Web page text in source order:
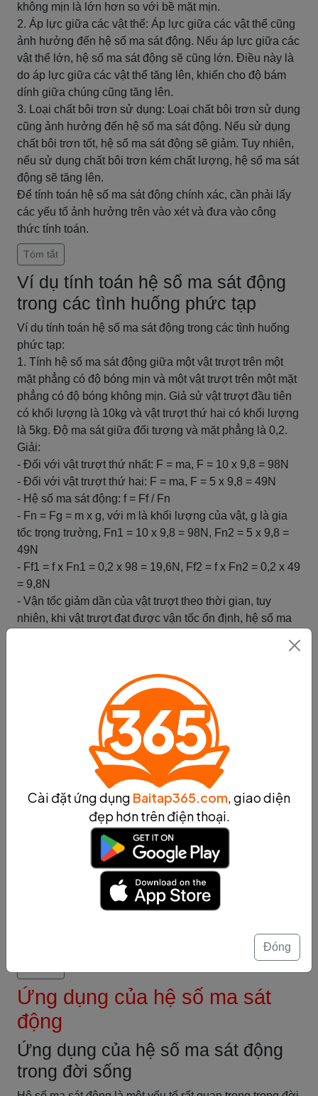
không mịn là lớn hơn so với bề mặt mịn.
2. Áp lực giữa các vật thể: Áp lực giữa các vật thể cũng
ảnh hưởng đến hệ số ma sát động. Nếu áp lực giữa các
vật thể lớn, hệ số ma sát động sẽ cũng lớn. Điều này là
do áp lực giữa các vật thể tăng lên, khiến cho độ bám
dính giữa chúng cũng tăng lên.
3. Loại chất bôi trơn sử dụng: Loại chất bôi trơn sử dụng
cũng ảnh hưởng đến hệ số ma sát động. Nếu sử dụng
chất bôi trơn tốt, hệ số ma sát động sẽ giảm. Tuy nhiên,
nếu sử dụng chất bôi trơn kém chất lượng, hệ số ma sát
động sẽ tăng lên.
Để tính toán hệ số ma sát động chính xác, cần phải lấy
các yếu tố ảnh hưởng trên vào xét và đưa vào công
thức tính toán.
Tóm tắt
Ví dụ tính toán hệ số ma sát động
trong các tình huống phức tạp
Ví dụ tính toán hệ số ma sát động trong các tình huống
phức tạp:
1. Tính hệ số ma sát động giữa một vật trượt trên một
mặt phẳng có độ bóng mịn và một vật trượt trên một mặt
phẳng có độ bóng không mịn. Giả sử vật trượt đầu tiên
có khối lượng là 10kg và vật trượt thứ hai có khối lượng
là 5kg. Độ ma sát giữa đối tượng và mặt phẳng là 0,2.
Giải:
- Đối với vật trượt thứ nhất: F = ma, F = 10 x 9,8 = 98N
- Đối với vật trượt thứ hai: F = ma, F = 5 x 9,8 = 49N
- Hệ số ma sát động: f = Ff / Fn
- Fn = Fg = m x g, với m là khối lượng của vật, g là gia
tốc trọng trường, Fn1 = 10 x 9,8 = 98N, Fn2 = 5 x 9,8 =
49N
- Ff1 = f x Fn1 = 0,2 x 98 = 19,6N, Ff2 = f x Fn2 = 0,2 x 49
= 9,8N
- Vận tốc giảm dần của vật trượt theo thời gian, tuy
nhiên, khi vật trượt đạt được vận tốc ổn định, hệ số ma
mặt phẳng không đều. Giả sử vật thứ nhất có khối
lượng 5kg và vật thứ hai có khối lượng 10kg. Độ ma sát
giữa đối tượng và mặt phẳng là 0,3.
- Đối với vật trượt thứ nhất: F = ma, F = 5 x 9,8 = 49N
- Đối với vật trượt thứ hai: F = ma, F = 10 x 9,8 = 98N
- Hệ số ma sát động: f = Ff / Fn
- Fn1 = Fg1 = m1 x g, với m1 là khối lượng của vật thứ
nhất, g là gia tốc trọng trường, Fn1 = 5 x 9,8 = 49N, Fn2
- Ff1 = f x Fn1 = 0,3 x 49 = 14,7N, Ff2 = f x Fn2 = 0,3 x 98
- Do mặt phẳng không đều nên vật trượt thứ hai sẽ có
hệ số ma sát động lớn hơn vật trượt thứ nhất. Nếu độ
Ứng dụng của hệ số ma sát
động
Ứng dụng của hệ số ma sát động
trong đời sống
Cài đặt ứng dụng Baitap365.com, giao diện
đẹp hơn trên điện thoại.
Đóng